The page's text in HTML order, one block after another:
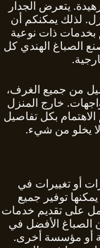
يتعرض الجدار
لذلك يمكنكم أن
بخدمات ذات نوعية
الصباغ الهندي كل
من جميع الغرف،
خارج المنزل
بكل تفاصيل
يخلو من شيء.
أو تغييرات في
توفير جميع
على تقديم خدمات
الصباغ الأفضل في
أو مؤسسة أخرى.